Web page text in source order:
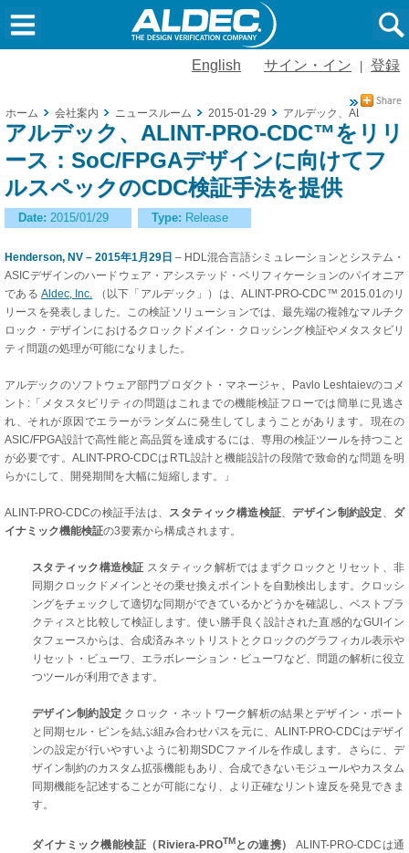
English サイン・イン 登録
ホーム 会社案内 ニュースルーム 2015-01-29 アルデック、ALINT-
アルデック、ALINT-PRO-CDC™をリリ
ース：SoC/FPGAデザインに向けてフ
ルスペックのCDC検証手法を提供
Date: 2015/01/29 Type: Release
Henderson, NV – 2015年1月29日 – HDL混合言語シミュレーションとシステム・
ASICデザインのハードウェア・アシステッド・ベリフィケーションのパイオニア
であるAldec, Inc. （以下「アルデック」）は、ALINT-PRO-CDC™ 2015.01のリ
リースを発表しました。この検証ソリューションでは、最先端の複雑なマルチク
ロック・デザインにおけるクロックドメイン・クロッシング検証やメタスタビリ
ティ問題の処理が可能になりました。
アルデックのソフトウェア部門プロダクト・マネージャ、Pavlo Leshtaievのコメ
ント:「メタスタビリティの問題はこれまでの機能検証フローでは簡単に見逃さ
れ、それが原因でエラーがランダムに発生してしまうことがあります。現在の
ASIC/FPGA設計で高性能と高品質を達成するには、専用の検証ツールを持つこと
が必要です。ALINT-PRO-CDCはRTL設計と機能設計の段階で致命的な問題を明
らかにして、開発期間を大幅に短縮します。」
ALINT-PRO-CDCの検証手法は、 スタティック構造検証、デザイン制約設定、 ダ
イナミック機能検証の3要素から構成されます。
スタティック構造検証 スタティック解析ではまずクロックとリセット、非
同期クロックドメインとその乗せ換えポイントを自動検出します。クロッシ
ングをチェックして適切な同期ができているかどうかを確認し、ベストプラ
クティスと比較して検証します。使い勝手良く設計された直感的なGUIイン
タフェースからは、合成済みネットリストとクロックのグラフィカル表示や
リセット・ビューワ、エラボレーション・ビューワなど、問題の解析に役立
つツールが利用できます。
デザイン制約設定 クロック・ネットワーク解析の結果とデザイン・ポート
と同期セル・ピンを結ぶ組み合わせパスを元に、ALINT-PRO-CDCはデザイ
ンの設定が行いやすいように初期SDCファイルを作成します。さらに、デ
ザイン制約のカスタム拡張機能もあり、合成できないモジュールやカスタム
同期機能を記述することが可能になり、より正確なリント違反を発見できま
す。
ダイナミック機能検証（Riviera-PROTMとの連携）
ALINT-PRO-CDCは通